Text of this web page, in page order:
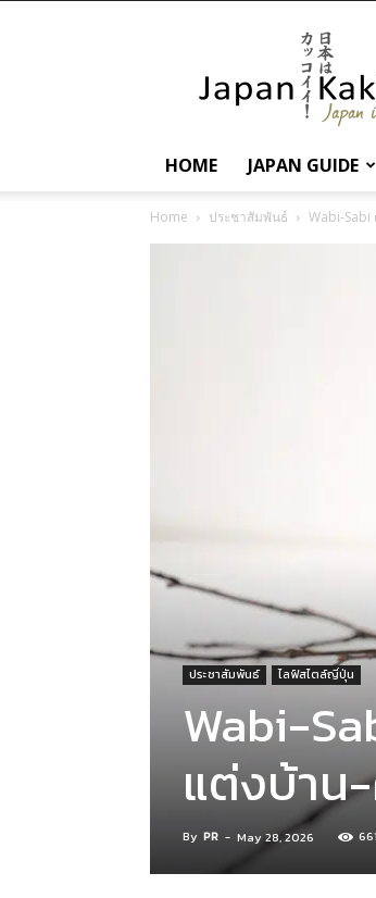
เกี่ยว
กับ
ญี่ปุ่น
และ
การ
เที่ยว
HOME JAPAN GUIDE
Home ประชาสัมพันธ์ Wabi-Sabi
ประชาสัมพันธ์ ไลฟ์สไตล์ญี่ปุ่น
Wabi-
แต่งบ้าน
By PR - May 28, 2026 661